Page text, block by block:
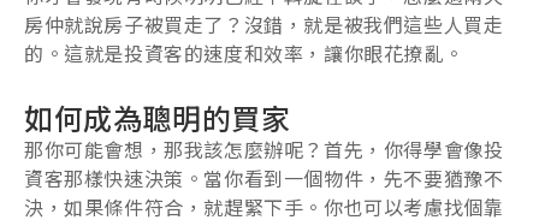
房仲就說房子被買走了？沒錯，就是被我們這些人買走
的。這就是投資客的速度和效率，讓你眼花撩亂。
如何成為聰明的買家
那你可能會想，那我該怎麼辦呢？首先，你得學會像投
資客那樣快速決策。當你看到一個物件，先不要猶豫不
決，如果條件符合，就趕緊下手。你也可以考慮找個靠